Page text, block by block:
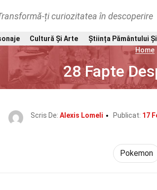
ți curiozitatea în descoperire
Cultură Și Arte Știința Pământului
Home
28 Fapte
Scris De: Alexis Lomeli Publicat: 17
Pokemon